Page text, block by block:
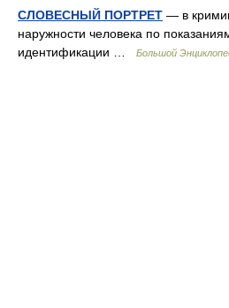
СЛОВЕСНЫЙ ПОРТРЕТ — в
наружности человека по
идентификации …
Большой